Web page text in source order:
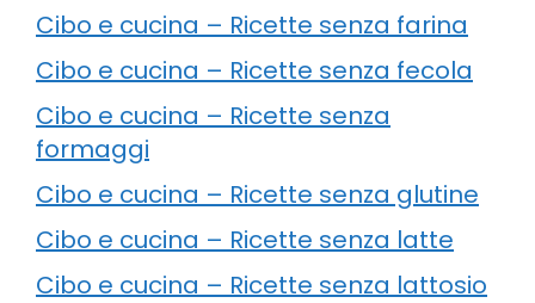
Cibo e cucina – Ricette senza farina
Cibo e cucina – Ricette senza fecola
Cibo e cucina – Ricette senza
formaggi
Cibo e cucina – Ricette senza glutine
Cibo e cucina – Ricette senza latte
Cibo e cucina – Ricette senza lattosio